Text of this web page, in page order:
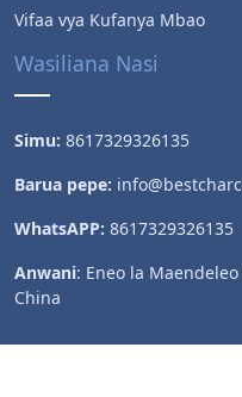
Vifaa vya Kufanya Mbao
Wasiliana Nasi
Simu: 8617329326135
Barua pepe:
WhatsAPP: 8617329326135
Anwani: Eneo la
China